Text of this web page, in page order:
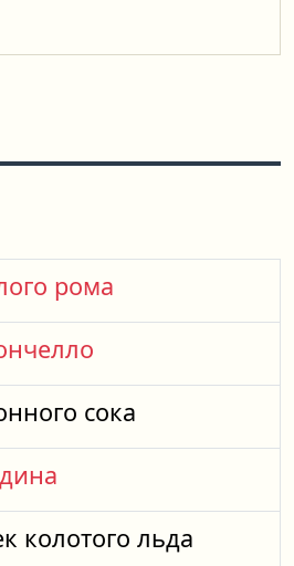
рома
сока
колотого льда